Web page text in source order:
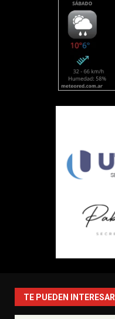
TE PUEDEN INTERESAR